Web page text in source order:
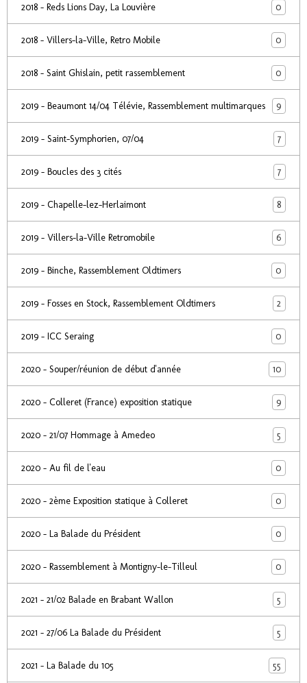
2018 - Reds Lions Day, La Louvière 0
2018 - Villers-la-Ville, Retro Mobile 0
2018 - Saint Ghislain, petit rassemblement 0
2019 - Beaumont 14/04 Télévie, Rassemblement multimarques 9
2019 - Saint-Symphorien, 07/04 7
2019 - Boucles des 3 cités 7
2019 - Chapelle-lez-Herlaimont 8
2019 - Villers-la-Ville Retromobile 6
2019 - Binche, Rassemblement Oldtimers 0
2019 - Fosses en Stock, Rassemblement Oldtimers 2
2019 - ICC Seraing 0
2020 - Souper/réunion de début d'année 10
2020 - Colleret (France) exposition statique 9
2020 - 21/07 Hommage à Amedeo 5
2020 - Au fil de l'eau 0
2020 - 2ème Exposition statique à Colleret 0
2020 - La Balade du Président 0
2020 - Rassemblement à Montigny-le-Tilleul 0
2021 - 21/02 Balade en Brabant Wallon 5
2021 - 27/06 La Balade du Président 5
2021 - La Balade du 105 55